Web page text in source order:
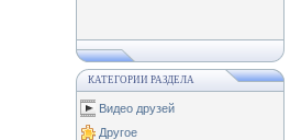
КАТЕГОРИИ РАЗДЕЛА
Видео друзей
Другое